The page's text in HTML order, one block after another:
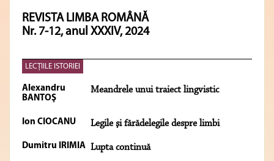
REVISTA LIMBA ROMÂNĂ
Nr. 7-12, anul XXXIV, 2024
LECŢIILE ISTORIEI
Alexandru
BANTOŞ
Meandrele unui traiect lingvistic
Ion CIOCANU Legile şi fărădelegile despre limbi
Dumitru IRIMIA Lupta continuă